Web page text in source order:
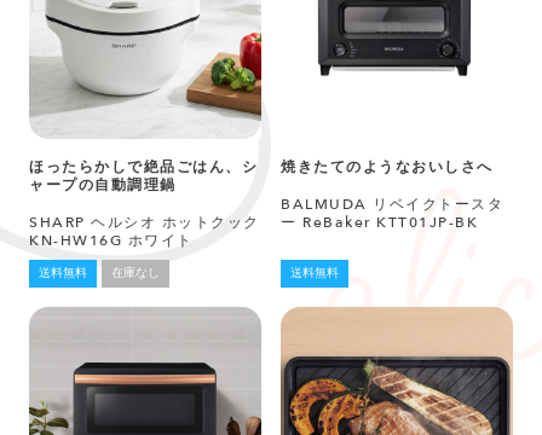
ほったらかしで絶品ごはん、シ
ャープの自動調理鍋
SHARP ヘルシオ ホットクック
KN-HW16G ホワイト
送料無料 在庫なし
焼きたてのようなおいしさへ
BALMUDA リベイクトースタ
ー ReBaker KTT01JP-BK
送料無料